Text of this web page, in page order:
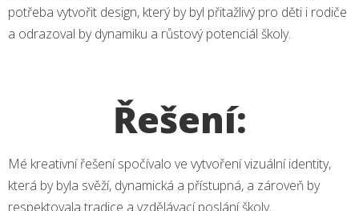
potřeba vytvořit design, který by byl přitažlivý pro děti i rodiče
a odrazoval by dynamiku a růstový potenciál školy.
Řešení:
Mé kreativní řešení spočívalo ve vytvoření vizuální identity,
která by byla svěží, dynamická a přístupná, a zároveň by
respektovala tradice a vzdělávací poslání školy.